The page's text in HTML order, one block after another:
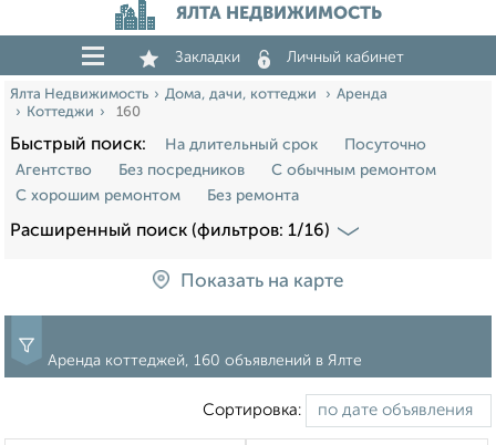
ЯЛТА НЕДВИЖИМОСТЬ
Закладки Личный кабинет
Ялта Недвижимость Дома, дачи, коттеджи
Аренда
Коттеджи
160
Быстрый поиск: На длительный срок
Посуточно
Агентство
Без посредников
С обычным ремонтом
С хорошим ремонтом
Без ремонта
Расширенный поиск (фильтров: 1/16)
Показать на карте
Аренда коттеджей, 160 объявлений в Ялте
Сортировка: